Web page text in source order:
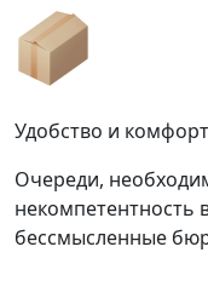
Удобство и комфорт
Очереди,
некомпетентность
бессмысленные